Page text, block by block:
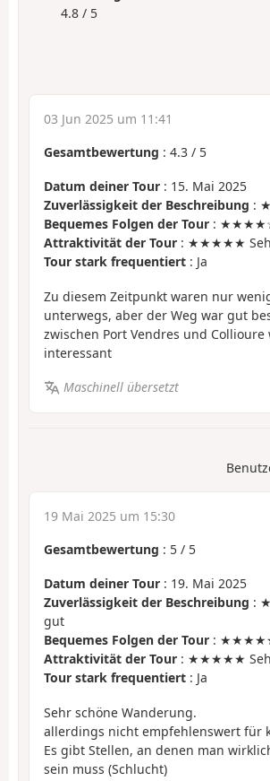
4.8 / 5
03 Jun 2025 um 11:41
Gesamtbewertung : 4.3 / 5
Datum deiner Tour : 15. Mai 2025
Zuverlässigkeit der Beschreibung :
Bequemes Folgen der Tour :
Attraktivität der Tour : ★★★★★
Tour stark frequentiert : Ja
Zu diesem Zeitpunkt waren nur
unterwegs, aber der Weg war gut
zwischen Port Vendres und Collioure
interessant
Maschinell übersetzt
19 Mai 2025 um 15:30
Gesamtbewertung : 5 / 5
Datum deiner Tour : 19. Mai 2025
Zuverlässigkeit der Beschreibung :
gut
Bequemes Folgen der Tour :
Attraktivität der Tour : ★★★★★
Tour stark frequentiert : Ja
Sehr schöne Wanderung.
allerdings nicht empfehlenswert für
Es gibt Stellen, an denen man
sein muss (Schlucht)